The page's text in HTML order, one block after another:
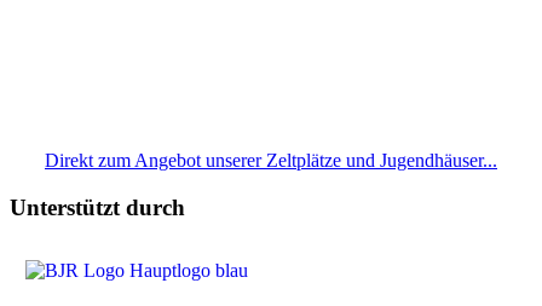
Direkt zum Angebot unserer Zeltplätze und Jugendhäuser...
Unterstützt durch